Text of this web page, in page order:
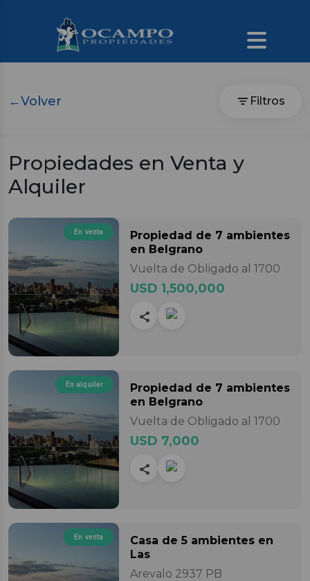
←Volver Filtros
Propiedades en Venta y
Alquiler
En venta Propiedad de 7 ambientes
en Belgrano
Vuelta de Obligado al 1700
USD 1,500,000
En alquiler Propiedad de 7 ambientes
en Belgrano
Vuelta de Obligado al 1700
USD 7,000
En venta Casa de 5 ambientes en
Las
Arevalo 2937 PB